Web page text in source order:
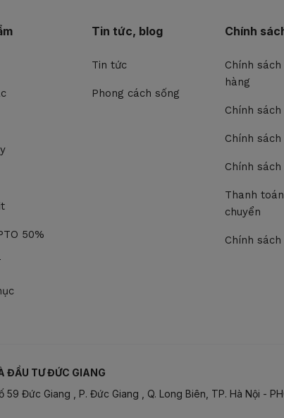
50%
Tin tức, blog
Tin tức
Phong cách sống
Chính
Chính
hàng
Chính
Chính
Chính
Thanh
chuyển
Chính
ĐẦU TƯ ĐỨC GIANG
59 Đức Giang , P. Đức Giang , Q. Long Biên, TP. Hà Nội -